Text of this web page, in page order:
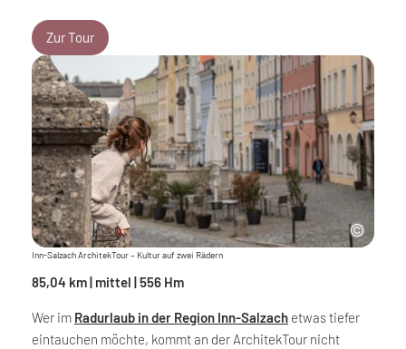
Zur Tour
Inn-Salzach ArchitekTour – Kultur auf zwei Rädern
85,04 km | mittel | 556 Hm
Wer im Radurlaub in der Region Inn-Salzach etwas tiefer
eintauchen möchte, kommt an der ArchitekTour nicht